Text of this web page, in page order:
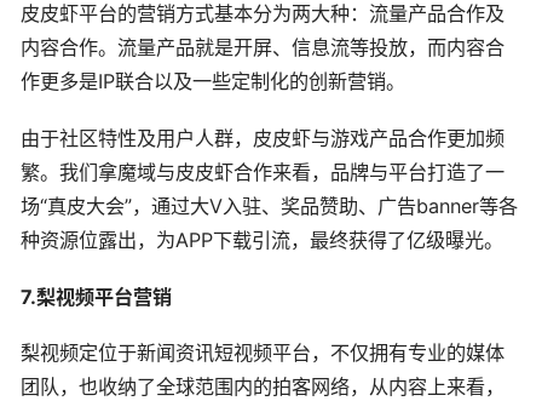
皮皮虾平台的营销方式基本分为两大种：流量产品合作及
内容合作。流量产品就是开屏、信息流等投放，而内容合
作更多是IP联合以及一些定制化的创新营销。
由于社区特性及用户人群，皮皮虾与游戏产品合作更加频
繁。我们拿魔域与皮皮虾合作来看，品牌与平台打造了一
场“真皮大会”，通过大V入驻、奖品赞助、广告banner等各
种资源位露出，为APP下载引流，最终获得了亿级曝光。
7.梨视频平台营销
梨视频定位于新闻资讯短视频平台，不仅拥有专业的媒体
团队，也收纳了全球范围内的拍客网络，从内容上来看，